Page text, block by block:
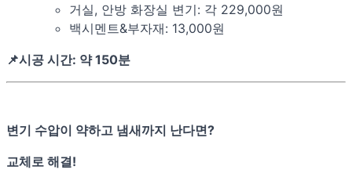
거실, 안방 화장실 변기: 각 229,000원
백시멘트&부자재: 13,000원
📌시공 시간: 약 150분
변기 수압이 약하고 냄새까지 난다면?
교체로 해결!